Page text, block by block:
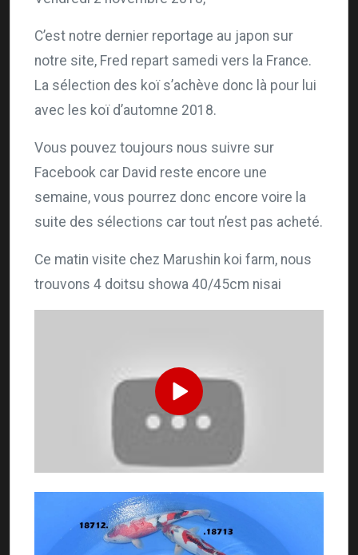
C’est notre dernier reportage au japon sur
notre site, Fred repart samedi vers la France.
La sélection des koï s’achève donc là pour lui
avec les koï d’automne 2018.
Vous pouvez toujours nous suivre sur
Facebook car David reste encore une
semaine, vous pourrez donc encore voire la
suite des sélections car tout n’est pas acheté.
Ce matin visite chez Marushin koi farm, nous
trouvons 4 doitsu showa 40/45cm nisai